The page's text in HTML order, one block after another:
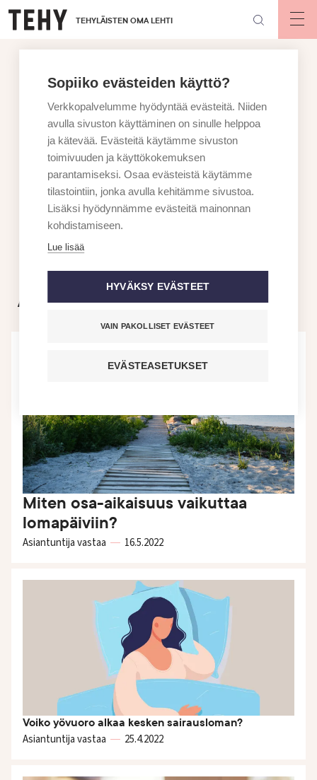
Hyppää
pääsisältöön
TEHYLÄISTEN OMA LEHTI
Asiantuntija vastaa
Miten osa-aikaisuus vaikuttaa
lomapäiviin?
Asiantuntija vastaa 16.5.2022
Voiko yövuoro alkaa kesken sairausloman?
Asiantuntija vastaa 25.4.2022
Sopiiko evästeiden käyttö?
Verkkopalvelumme hyödyntää evästeitä. Niiden
avulla sivuston käyttäminen on sinulle helppoa
ja kätevää. Evästeitä käytämme sivuston
toimivuuden ja käyttökokemuksen
parantamiseksi. Osaa evästeistä käytämme
tilastointiin, jonka avulla kehitämme sivustoa.
Lisäksi hyödynnämme evästeitä mainonnan
kohdistamiseen.
Lue lisää
HYVÄKSY EVÄSTEET
VAIN PAKOLLISET EVÄSTEET
EVÄSTEASETUKSET